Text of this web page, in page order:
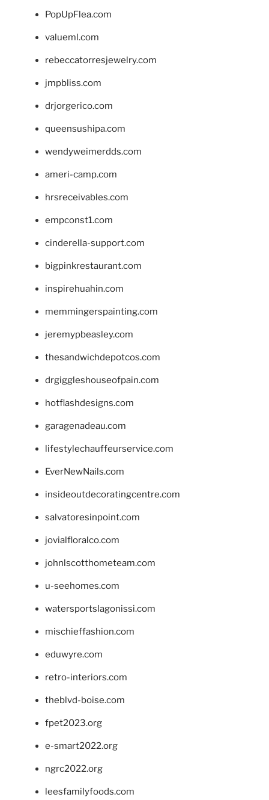
PopUpFlea.com
valueml.com
rebeccatorresjewelry.com
jmpbliss.com
drjorgerico.com
queensushipa.com
wendyweimerdds.com
ameri-camp.com
hrsreceivables.com
empconst1.com
cinderella-support.com
bigpinkrestaurant.com
inspirehuahin.com
memmingerspainting.com
jeremypbeasley.com
thesandwichdepotcos.com
drgiggleshouseofpain.com
hotflashdesigns.com
garagenadeau.com
lifestylechauffeurservice.com
EverNewNails.com
insideoutdecoratingcentre.com
salvatoresinpoint.com
jovialfloralco.com
johnlscotthometeam.com
u-seehomes.com
watersportslagonissi.com
mischieffashion.com
eduwyre.com
retro-interiors.com
theblvd-boise.com
fpet2023.org
e-smart2022.org
ngrc2022.org
leesfamilyfoods.com